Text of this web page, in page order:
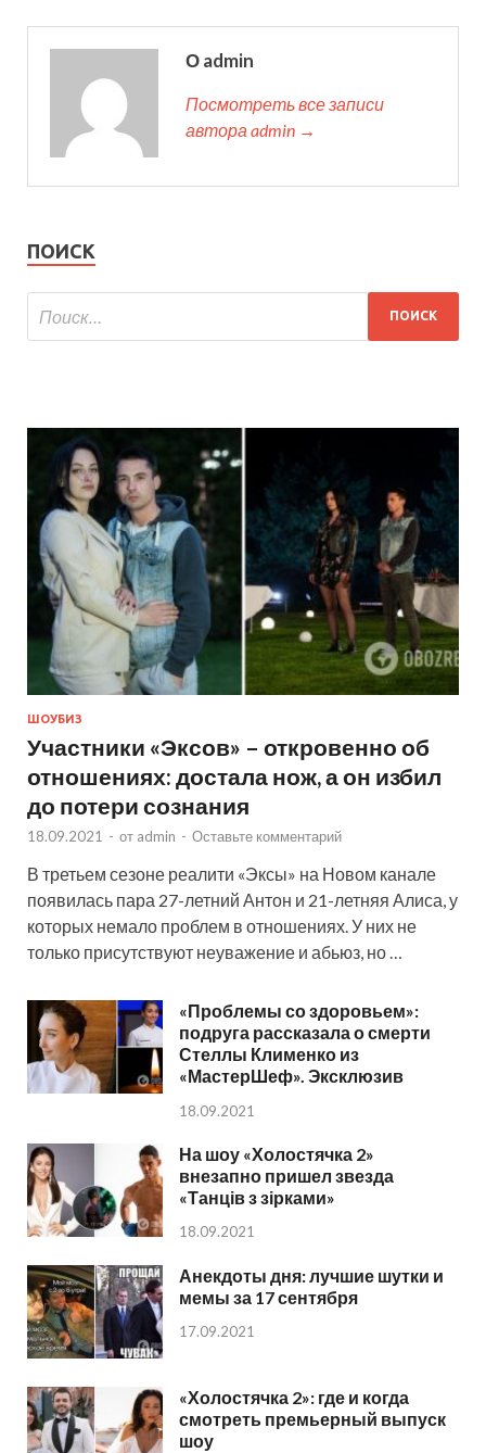
О admin
Посмотреть все записи
автора admin →
ПОИСК
ШОУБИЗ
Участники «Эксов» – откровенно об
отношениях: достала нож, а он избил
до потери сознания
18.09.2021 - от admin - Оставьте комментарий
В третьем сезоне реалити «Эксы» на Новом канале
появилась пара 27-летний Антон и 21-летняя Алиса, у
которых немало проблем в отношениях. У них не
только присутствуют неуважение и абьюз, но …
«Проблемы со здоровьем»:
подруга рассказала о смерти
Стеллы Клименко из
«МастерШеф». Эксклюзив
18.09.2021
На шоу «Холостячка 2»
внезапно пришел звезда
«Танців з зірками»
18.09.2021
Анекдоты дня: лучшие шутки и
мемы за 17 сентября
17.09.2021
«Холостячка 2»: где и когда
смотреть премьерный выпуск
шоу